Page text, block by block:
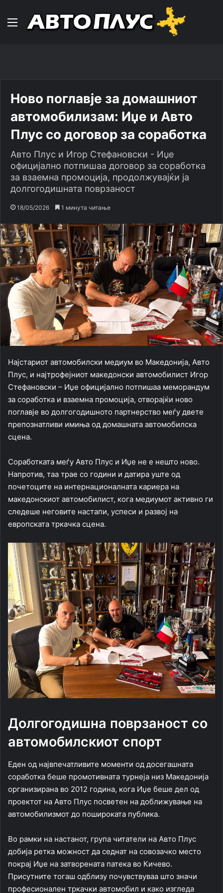
Навигација
Ново поглавје за домашниот
автомобилизам: Иџе и Авто
Плус со договор за соработка
Авто Плус и Игор Стефановски - Иџе
официјално потпишаа договор за соработка
за взаемна промоција, продолжувајќи ја
долгогодишната поврзаност
18/05/2026 1 минута читање
Најстариот автомобилски медиум во Македонија, Авто
Плус, и најтрофејниот македонски автомобилист Игор
Стефановски – Иџе официјално потпишаа меморандум
за соработка и взаемна промоција, отворајќи ново
поглавје во долгогодишното партнерство меѓу двете
препознатливи имиња од домашната автомобилска
сцена.
Соработката меѓу Авто Плус и Иџе не е нешто ново.
Напротив, таа трае со години и датира уште од
почетоците на интернационалната кариера на
македонскиот автомобилист, кога медиумот активно ги
следеше неговите настапи, успеси и развој на
европската тркачка сцена.
Долгогодишна поврзаност со
автомобилскиот спорт
Еден од највпечатливите моменти од досегашната
соработка беше промотивната турнеја низ Македонија
организирана во 2012 година, кога Иџе беше дел од
проектот на Авто Плус посветен на доближување на
автомобилизмот до пошироката публика.
Во рамки на настанот, група читатели на Авто Плус
добија ретка можност да седнат на совозачко место
покрај Иџе на затворената патека во Кичево.
Присутните тогаш одблизу почувствуваа што значи
професионален тркачки автомобил и како изгледа